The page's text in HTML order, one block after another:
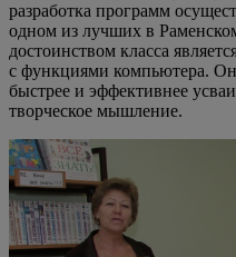
разработка программ
одном из лучших в
достоинством класса
с функциями компьютера.
быстрее и эффективнее
творческое мышление.